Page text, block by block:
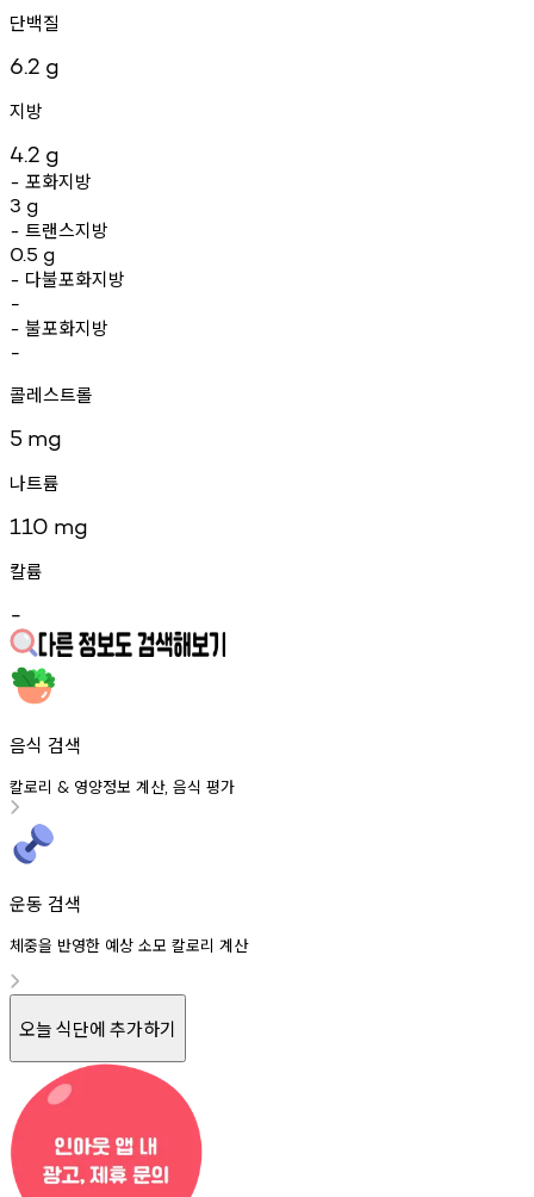
단백질
6.2 g
지방
4.2 g
- 포화지방
3 g
- 트랜스지방
0.5 g
- 다불포화지방
-
- 불포화지방
-
콜레스트롤
5 mg
나트륨
110 mg
칼륨
-
음식 검색
칼로리 & 영양정보 계산, 음식 평가
운동 검색
체중을 반영한 예상 소모 칼로리 계산
오늘 식단에 추가하기